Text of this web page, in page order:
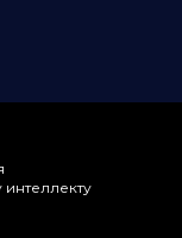
интеллекту